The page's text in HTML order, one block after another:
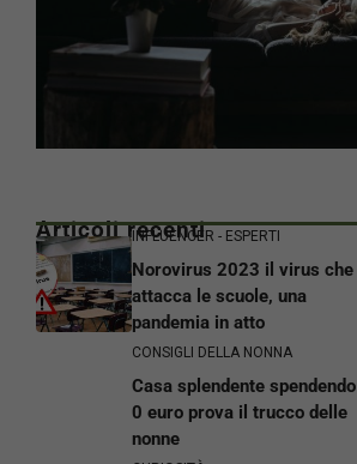
Articoli recentiINFLUENCER - ESPERTI
Norovirus 2023 il virus che
attacca le scuole, una
pandemia in atto
CONSIGLI DELLA NONNA
Casa splendente spendendo
0 euro prova il trucco delle
nonne